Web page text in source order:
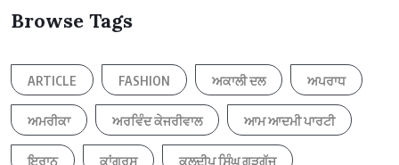
Browse Tags
ARTICLE FASHION ਅਕਾਲੀ ਦਲ ਅਪਰਾਧ
ਅਮਰੀਕਾ ਅਰਵਿੰਦ ਕੇਜਰੀਵਾਲ ਆਮ ਆਦਮੀ ਪਾਰਟੀ
ਇਰਾਨ ਕਾਂਗਰਸ ਕੁਲਦੀਪ ਸਿੰਘ ਗੜਗੱਜ